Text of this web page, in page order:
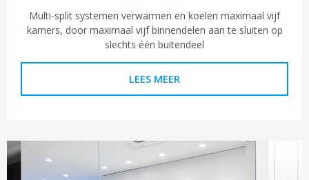
Multi-split systemen verwarmen en koelen maximaal vijf
kamers, door maximaal vijf binnendelen aan te sluiten op
slechts één buitendeel
LEES MEER